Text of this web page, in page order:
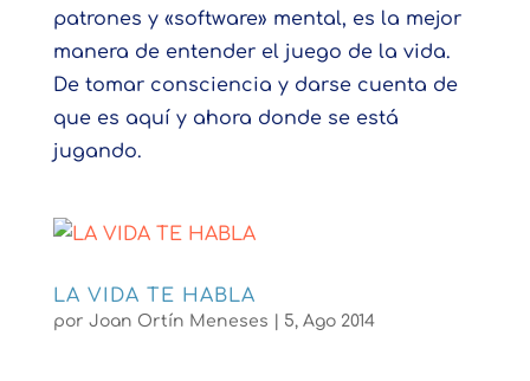
patrones y «software» mental, es la mejor
manera de entender el juego de la vida.
De tomar consciencia y darse cuenta de
que es aquí y ahora donde se está
jugando.
LA VIDA TE HABLA
por Joan Ortín Meneses 5, Ago 2014